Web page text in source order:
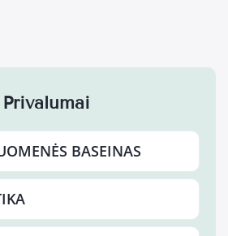
Privalumai
BASEINAS